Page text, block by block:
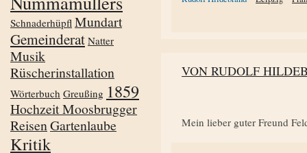
VON RUDOLF
Mein lieber guter Freund
Schnaderhüpfl Mundart
Gemeinderat Natter
Musik
Rüscherinstallation
Wörterbuch Greußing 1859
Hochzeit Moosbrugger
ReisenGartenlaube
Kritik